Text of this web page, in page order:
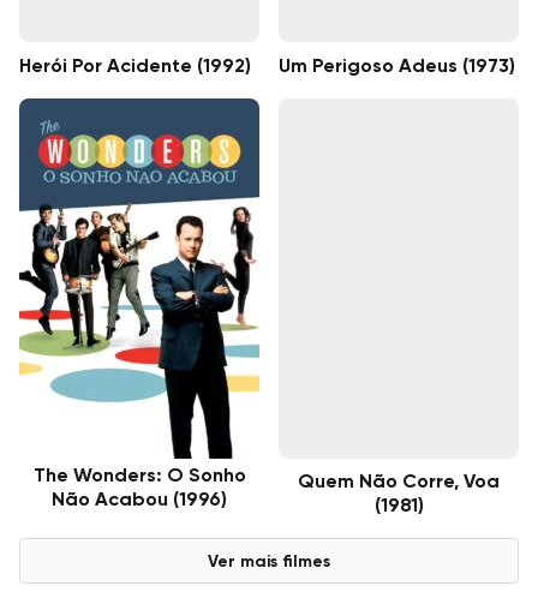
Herói Por Acidente (1992) Um Perigoso Adeus (1973)
The Wonders: O Sonho
Não Acabou (1996)
Quem Não Corre, Voa
(1981)
Ver mais filmes